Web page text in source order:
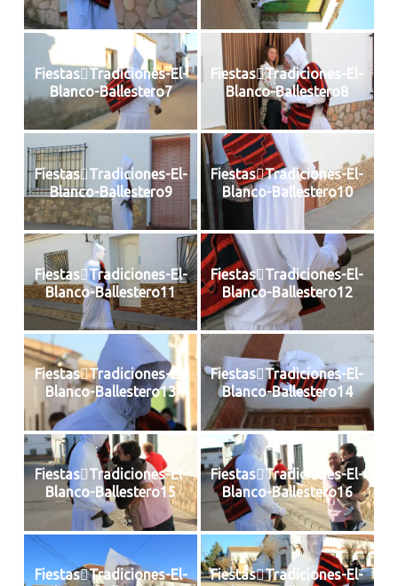
FiestasTradiciones-El-
Blanco-Ballestero7
FiestasTradiciones-El-
Blanco-Ballestero8
FiestasTradiciones-El-
Blanco-Ballestero9
FiestasTradiciones-El-
Blanco-Ballestero10
FiestasTradiciones-El-
Blanco-Ballestero11
FiestasTradiciones-El-
Blanco-Ballestero12
FiestasTradiciones-El-
Blanco-Ballestero13
FiestasTradiciones-El-
Blanco-Ballestero14
FiestasTradiciones-El-
Blanco-Ballestero15
FiestasTradiciones-El-
Blanco-Ballestero16
FiestasTradiciones-El-
FiestasTradiciones-El-